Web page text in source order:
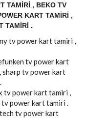
TAMIRI , BEKO TV
KART TAMIRI ,
TAMIRI .
tv power kart tamiri ,
tv power kart
sharp tv power kart
tv power kart tamiri ,
power kart tamiri .
tv power kart